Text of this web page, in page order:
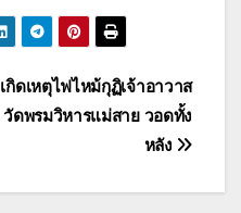
เกิดเหตุไฟไหม้กุฏิเจ้าอาวาส
วัดพรมวิหารแม่สาย วอดทั้ง
หลัง